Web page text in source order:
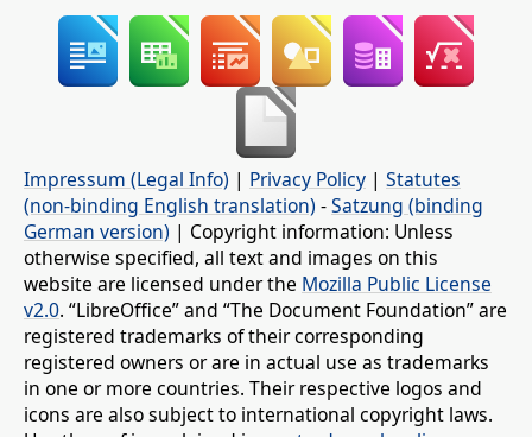
Impressum (Legal Info) | Privacy Policy | Statutes
(non-binding English translation) -Satzung (binding
German version) | Copyright information: Unless
otherwise specified, all text and images on this
website are licensed under the Mozilla Public License
v2.0. “LibreOffice” and “The Document Foundation” are
registered trademarks of their corresponding
registered owners or are in actual use as trademarks
in one or more countries. Their respective logos and
icons are also subject to international copyright laws.